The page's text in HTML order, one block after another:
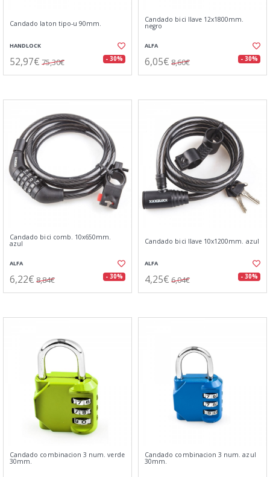
Candado laton tipo-u 90mm.
HANDLOCK
52,97€ 75,30€ - 30%
Candado bici llave 12x1800mm.
negro
ALFA
6,05€ 8,60€ - 30%
Candado bici comb. 10x650mm.
azul
ALFA
6,22€ 8,84€ - 30%
Candado bici llave 10x1200mm. azul
ALFA
4,25€ 6,04€ - 30%
Candado combinacion 3 num. verde
30mm.
Candado combinacion 3 num. azul
30mm.